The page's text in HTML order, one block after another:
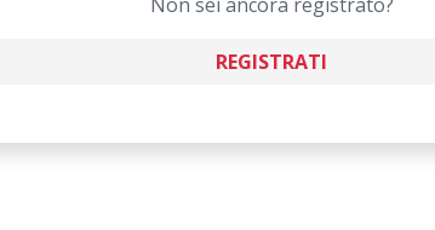
REGISTRATI